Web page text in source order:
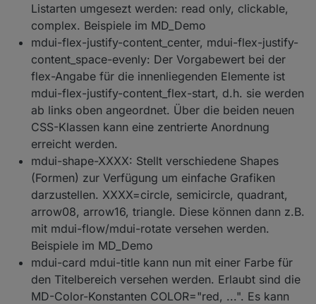
Listarten umgesezt werden: read only, clickable,
complex. Beispiele im MD_Demo
mdui-flex-justify-content_center, mdui-flex-justify-
content_space-evenly: Der Vorgabewert bei der
flex-Angabe für die innenliegenden Elemente ist
mdui-flex-justify-content_flex-start, d.h. sie werden
ab links oben angeordnet. Über die beiden neuen
CSS-Klassen kann eine zentrierte Anordnung
erreicht werden.
mdui-shape-XXXX: Stellt verschiedene Shapes
(Formen) zur Verfügung um einfache Grafiken
darzustellen. XXXX=circle, semicircle, quadrant,
arrow08, arrow16, triangle. Diese können dann z.B.
mit mdui-flow/mdui-rotate versehen werden.
Beispiele im MD_Demo
mdui-card mdui-title kann nun mit einer Farbe für
den Titelbereich versehen werden. Erlaubt sind die
MD-Color-Konstanten COLOR="red, ...". Es kann